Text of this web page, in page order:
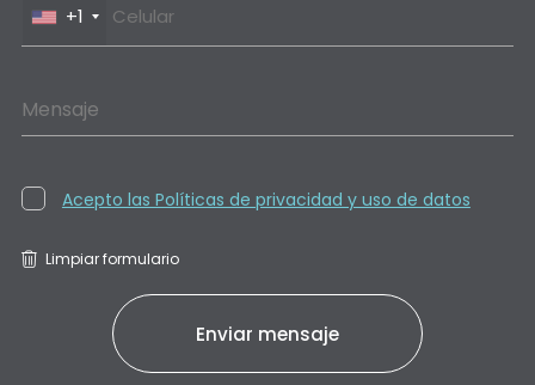
+1
Mensaje
Acepto las Políticas de privacidad y uso de datos
Limpiar formulario